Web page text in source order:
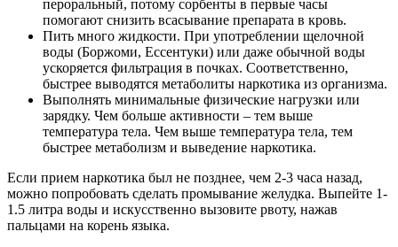
пероральный, потому сорбенты в первые часы
помогают снизить всасывание препарата в кровь.
Пить много жидкости. При употреблении щелочной
воды (Боржоми, Ессентуки) или даже обычной воды
ускоряется фильтрация в почках. Соответственно,
быстрее выводятся метаболиты наркотика из организма.
Выполнять минимальные физические нагрузки или
зарядку. Чем больше активности – тем выше
температура тела. Чем выше температура тела, тем
быстрее метаболизм и выведение наркотика.
Если прием наркотика был не позднее, чем 2-3 часа назад,
можно попробовать сделать промывание желудка. Выпейте 1-
1.5 литра воды и искусственно вызовите рвоту, нажав
пальцами на корень языка.